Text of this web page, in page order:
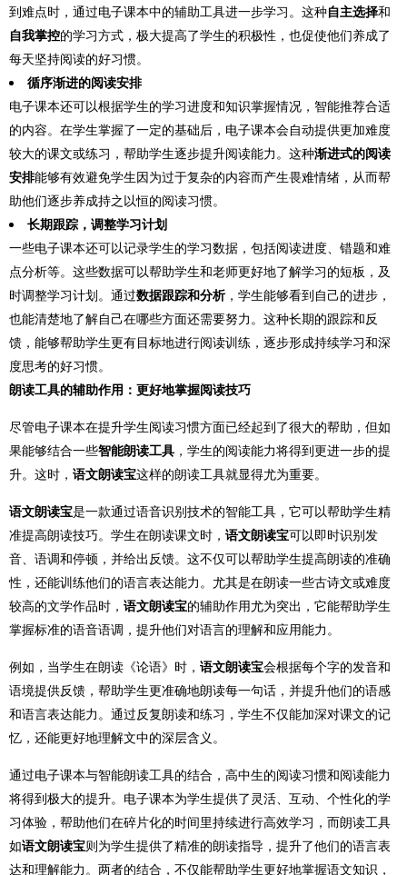
到难点时，通过电子课本中的辅助工具进一步学习。这种自主选择和
自我掌控的学习方式，极大提高了学生的积极性，也促使他们养成了
每天坚持阅读的好习惯。
循序渐进的阅读安排
电子课本还可以根据学生的学习进度和知识掌握情况，智能推荐合适
的内容。在学生掌握了一定的基础后，电子课本会自动提供更加难度
较大的课文或练习，帮助学生逐步提升阅读能力。这种渐进式的阅读
安排能够有效避免学生因为过于复杂的内容而产生畏难情绪，从而帮
助他们逐步养成持之以恒的阅读习惯。
长期跟踪，调整学习计划
一些电子课本还可以记录学生的学习数据，包括阅读进度、错题和难
点分析等。这些数据可以帮助学生和老师更好地了解学习的短板，及
时调整学习计划。通过数据跟踪和分析，学生能够看到自己的进步，
也能清楚地了解自己在哪些方面还需要努力。这种长期的跟踪和反
馈，能够帮助学生更有目标地进行阅读训练，逐步形成持续学习和深
度思考的好习惯。
朗读工具的辅助作用：更好地掌握阅读技巧
尽管电子课本在提升学生阅读习惯方面已经起到了很大的帮助，但如
果能够结合一些智能朗读工具 ，学生的阅读能力将得到更进一步的提
升。这时， 语文朗读宝这样的朗读工具就显得尤为重要。
语文朗读宝是一款通过语音识别技术的智能工具，它可以帮助学生精
准提高朗读技巧。学生在朗读课文时， 语文朗读宝可以即时识别发
音、语调和停顿，并给出反馈。这不仅可以帮助学生提高朗读的准确
性，还能训练他们的语言表达能力。尤其是在朗读一些古诗文或难度
较高的文学作品时， 语文朗读宝的辅助作用尤为突出，它能帮助学生
掌握标准的语音语调，提升他们对语言的理解和应用能力。
例如，当学生在朗读《论语》时， 语文朗读宝会根据每个字的发音和
语境提供反馈，帮助学生更准确地朗读每一句话，并提升他们的语感
和语言表达能力。通过反复朗读和练习，学生不仅能加深对课文的记
忆，还能更好地理解文中的深层含义。
通过电子课本与智能朗读工具的结合，高中生的阅读习惯和阅读能力
将得到极大的提升。电子课本为学生提供了灵活、互动、个性化的学
习体验，帮助他们在碎片化的时间里持续进行高效学习，而朗读工具
如语文朗读宝则为学生提供了精准的朗读指导，提升了他们的语言表
达和理解能力。两者的结合，不仅能帮助学生更好地掌握语文知识，